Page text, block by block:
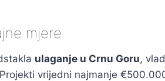
mjere
ulaganje u Crnu Goru,
vrijedni najmanje